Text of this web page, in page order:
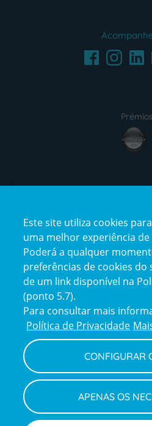
FacebookInstagram
Prémios
award4
certification2
Reclamações
e
elogios
Policy
Política de
Declaração de
Canal de Denúncias
Este site utiliza cookies
uma melhor experiência de
Poderá a qualquer
preferências de cookies do
de um link disponível na
(ponto 5.7).
Para consultar mais
Política de Privacidade
CONFIGURAR
APENAS OS